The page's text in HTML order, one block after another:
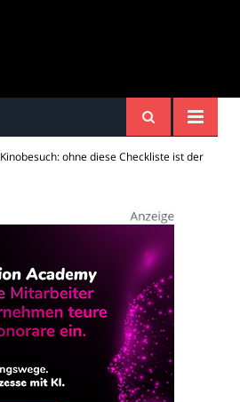
Spiele,
Kinobesuch: ohne diese Checkliste ist der